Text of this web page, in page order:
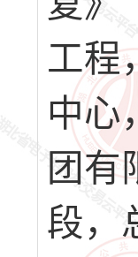
工程
中心
团有
段，